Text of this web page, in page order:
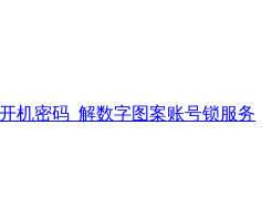
机密码_解数字图案账号锁服务